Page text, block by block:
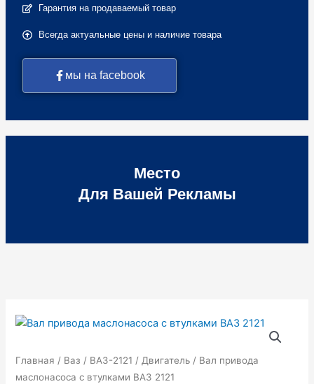
Гарантия на продаваемый товар
Всегда актуальные цены и наличие товара
мы на facebook
Место
Для Вашей Рекламы
Главная / Ваз / ВАЗ-2121 / Двигатель / Вал привода
маслонасоса с втулками ВАЗ 2121
Количество
Вал
привода